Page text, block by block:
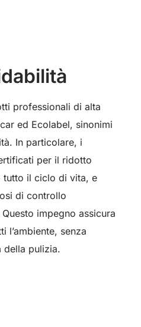
professionali di alta
ed Ecolabel, sinonimi
In particolare, i
per il ridotto
tutto il ciclo di vita, e
di controllo
impegno assicura
l’ambiente, senza
della pulizia.